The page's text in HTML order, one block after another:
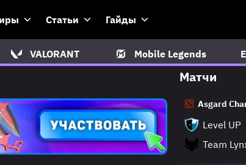
Статьи Гайды
VALORANT Mobile Legends
Матчи
Asgard
Level UP
Team